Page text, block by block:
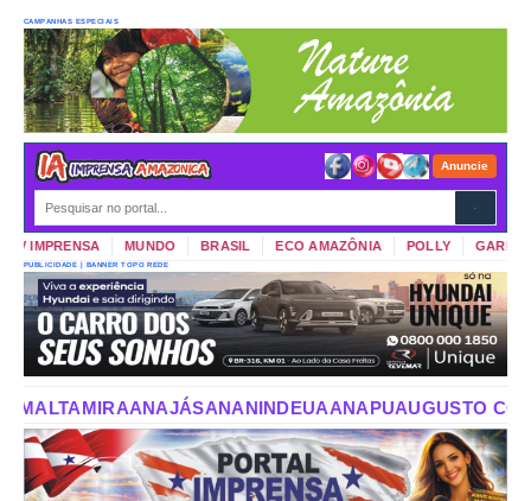
CAMPANHAS ESPECIAIS
Anuncie
IMPRENSA MUNDO BRASIL ECO AMAZÔNIA POLLY GARIMPO
PUBLICIDADE | BANNER TOPO REDE
ANANINDEUAANAPUAUGUSTO CORRÊAAURORA DO